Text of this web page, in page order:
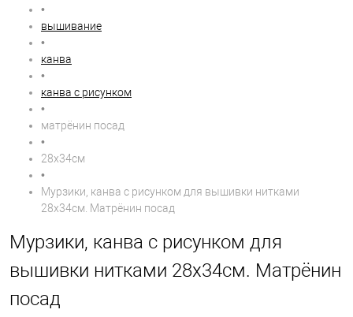
•
вышивание
•
канва
•
канва с рисунком
•
матрёнин посад
•
28х34см
•
Мурзики, канва с рисунком для вышивки нитками
28х34см. Матрёнин посад
Мурзики, канва с рисунком для
вышивки нитками 28х34см. Матрёнин
посад